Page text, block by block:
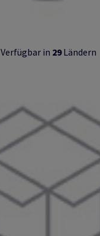
Verfügbar in 29Ländern